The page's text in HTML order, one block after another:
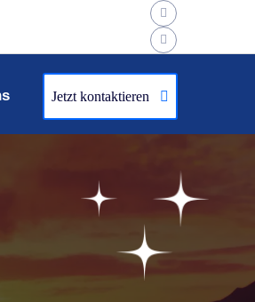
Jetzt kontaktieren